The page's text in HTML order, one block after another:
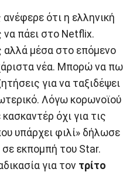
ότι η ελληνική
πάει στο Netflix.
αλλά μέσα στο επόμενο
νέα. Μπορώ να πω
για να ταξιδέψει
Λόγω κορωνοϊού
όχι για τις
υπάρχει φιλί» δήλωσε
εκπομπή του Star.
για τον τρίτο